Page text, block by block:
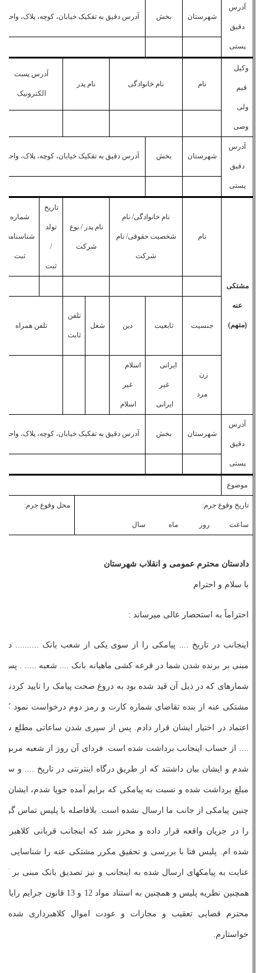
آدرس
دقیق
پستی
شهرستان بخش آدرس دقیق به تفکیک خیابان، کوچه، پلاک، واحد
وکیل
ولی
وصی
نام نام خانوادگی نام پدر
آدرس پست
الکترونیک
آدرس
دقیق
پستی
شهرستان بخش آدرس دقیق به تفکیک خیابان، کوچه، پلاک، واحد
مشتکی
عنه
(متهم)
نام
نام خانوادگی/ نام
شخصیت حقوقی/ نام
شرکت
نام پدر / نوع
شرکت
تاریخ
تولد
/
ثبت
شماره
شناسنامه/
ثبت
جنسیت تابعیت دین شغل
تلفن
ثابت
تلفن همراه
زن
مرد
ایرانی
غیر
ایرانی
اسلام
غیر
اسلام
آدرس
دقیق
پستی
شهرستان بخش آدرس دقیق به تفکیک خیابان، کوچه، پلاک، واحد
موضوع
تاریخ وقوع جرم:
ساعت روز ماه سال
محل وقوع جرم:
دادستان محترم عمومی و انقلاب شهرستان
با سلام و احترام
احتراماً به استحضار عالی می­رساند :
اینجانب در تاریخ .... پیامکی را از سوی یکی از شعب بانک ..........
مبنی بر برنده شدن شما در قرعه­ کشی ماهیانه بانک .... شعبه ..... . پس
شماره­ای که در ذیل آن قید شده بود به دروغ صحت پیامک را تایید کردند
مشتکی­ عنه از بنده تقاضای شماره کارت و رمز دوم درخواست نمود که
اعتماد در اختیار ایشان قرار دادم. پس از سپری شدن ساعاتی مطلع
.... از حساب اینجانب برداشت شده است. فردای آن روز از شعبه
شدم و ایشان بیان داشتند که از طریق درگاه اینترنتی در تاریخ .... و
مبلغ برداشت شده و نسبت به پیامکی که برایم آمده جویا شدم، ایشان
چنین پیامکی از جانب ما ارسال نشده است. بلافاصله با پلیس تماس
را در جریان واقعه قرار داده و محرز شد که اینجانب قربانی
شده ­ام. پلیس فتا با بررسی و تحقیق مکرر مشتک­ی ­عنه را شناسایی
عنایت به پیامک­های ارسال شده به اینجانب و نیز تصدیق بانک مبنی بر
همچنین نظریه پلیس و همچنین به استناد مواد 12 و 13
محترم قضایی تعقیب و مجازات و عودت اموال کلاهبرداری شده
خواستارم.